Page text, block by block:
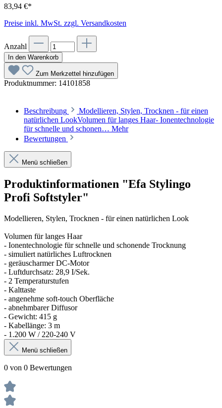
83,94 €*
Preise inkl. MwSt. zzgl. Versandkosten
Anzahl
In den Warenkorb
Zum Merkzettel hinzufügen
Produktnummer: 14101858
Beschreibung
Modellieren, Stylen, Trocknen - für einen
natürlichen LookVolumen für langes Haar- Ionentechnologie
für schnelle und schonen… Mehr
Bewertungen
Menü schließen
Produktinformationen "Efa Stylingo
Profi Softstyler"
Modellieren, Stylen, Trocknen - für einen natürlichen Look
Volumen für langes Haar
- Ionentechnologie für schnelle und schonende Trocknung
- simuliert natürliches Luftrocknen
- geräuscharmer DC-Motor
- Luftdurchsatz: 28,9 I/Sek.
- 2 Temperaturstufen
- Kalttaste
- angenehme soft-touch Oberfläche
- abnehmbarer Diffusor
- Gewicht: 415 g
- Kabellänge: 3 m
- 1.200 W / 220-240 V
Menü schließen
0 von 0 Bewertungen